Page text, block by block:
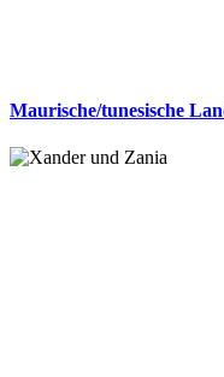
Maurische/tunesische